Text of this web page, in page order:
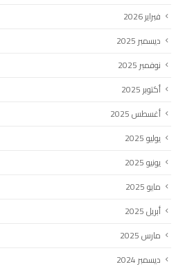
فبراير 2026
ديسمبر 2025
نوفمبر 2025
أكتوبر 2025
أغسطس 2025
يوليو 2025
يونيو 2025
مايو 2025
أبريل 2025
مارس 2025
ديسمبر 2024